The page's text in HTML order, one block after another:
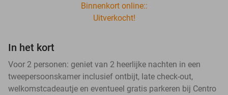
Binnenkort online::
Uitverkocht!
In het kort
Voor 2 personen: geniet van 2 heerlijke nachten in een
tweepersoonskamer inclusief ontbijt, late check-out,
welkomstcadeautje en eventueel gratis parkeren bij Centro